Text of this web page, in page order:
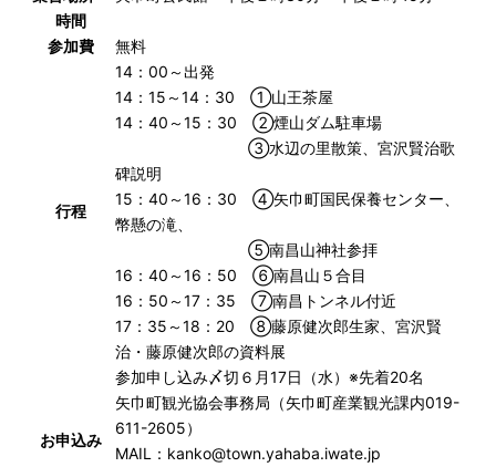
時間
参加費 無料
行程
14：00～出発
14：15～14：30 ①山王茶屋
14：40～15：30 ②煙山ダム駐車場
③水辺の里散策、宮沢賢治歌
碑説明
15：40～16：30 ④矢巾町国民保養センター、
幣懸の滝、
⑤南昌山神社参拝
16：40～16：50 ⑥南昌山５合目
16：50～17：35 ⑦南昌トンネル付近
17：35～18：20 ⑧藤原健次郎生家、宮沢賢
治・藤原健次郎の資料展
お申込み
参加申し込み〆切６月17日（水）※先着20名
矢巾町観光協会事務局（矢巾町産業観光課内019-
611-2605）
MAIL：kanko@town.yahaba.iwate.jp